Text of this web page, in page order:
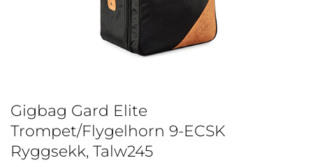
Gigbag Gard Elite
Trompet/Flygelhorn 9-ECSK
Ryggsekk, Talw245